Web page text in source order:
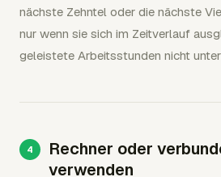
nächste Zehntel oder die nächste
nur wenn sie sich im Zeitverlauf
geleistete Arbeitsstunden nicht
Rechner oder
verwenden